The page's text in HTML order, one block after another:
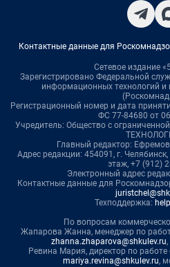
Контактные данные для
Сетевое издание
Зарегистрировано Федеральной
информационных технологий
Регистрационный номер и дата
ФС 77-84680 от
Учредитель: Общество с
Главный редактор:
Адрес редакции: 454091, г.
этаж, +7 (912)
Электронный адрес
Контактные данные для
Техподдержка:
По вопросам
Жапарова Жанна, менеджер по
zhanna.zhaparova@shkulev.ru
Ревина Мария, директор по
mariya.revina@shkulev.ru,